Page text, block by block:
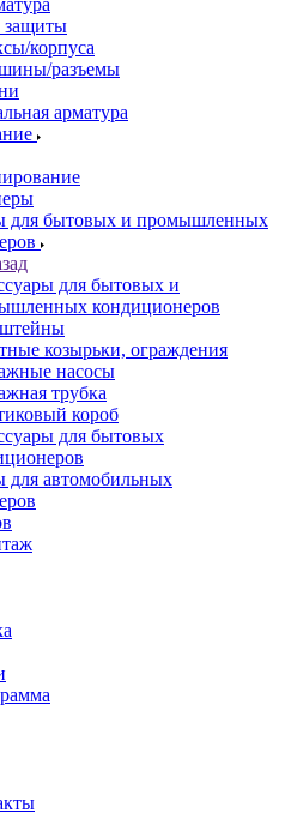
защиты
корпуса
разъемы
арматура
для бытовых и промышленных
для бытовых и
кондиционеров
козырьки, ограждения
насосы
трубка
короб
для бытовых
для автомобильных